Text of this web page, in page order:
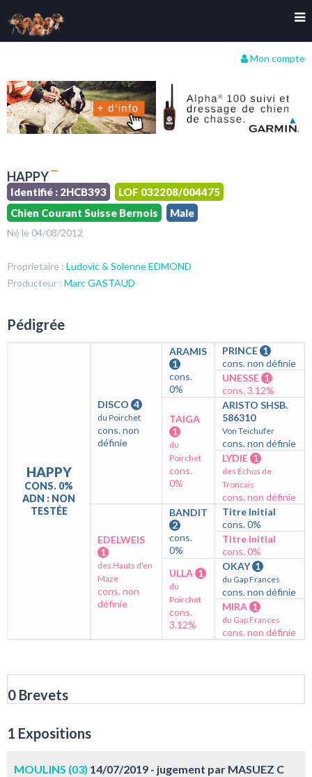
Mon compte
HAPPY
Identifié : 2HCB393
LOF 032208/004475
Chien Courant Suisse Bernois
Male
Né le 04/08/2012
Proprietaire : Ludovic & Solenne EDMOND
Producteur : Marc GASTAUD
Pédigrée
HAPPY
CONS. 0%
ADN : NON
TESTÉE
DISCO 4
du Poirchet
cons. non
définie
ARAMIS
1
cons.
0%
PRINCE 1
cons. non définie
UNESSE 1
cons. 3.12%
TAIGA
1
du
Poirchet
cons.
0%
ARISTO SHSB.
586310
Von Teichufer
cons. non définie
LYDIE 1
des Échos de
Troncais
cons. non définie
EDELWEIS
1
des Hauts d'en
Maze
cons. non
définie
BANDIT
2
cons.
0%
Titre Initial
cons. 0%
Titre Initial
cons. 0%
ULLA 1
du
Poirchet
cons.
3.12%
OKAY 1
du Gap Frances
cons. non définie
MIRA 1
du Gap Frances
cons. non définie
0 Brevets
1 Expositions
MOULINS (03) 14/07/2019 - jugement par MASUEZ C